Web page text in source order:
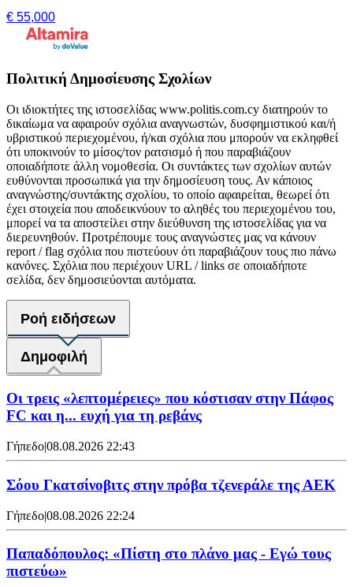
€ 55,000
Πολιτική Δημοσίευσης Σχολίων
Οι ιδιοκτήτες της ιστοσελίδας www.politis.com.cy διατηρούν το
δικαίωμα να αφαιρούν σχόλια αναγνωστών, δυσφημιστικού και/ή
υβριστικού περιεχομένου, ή/και σχόλια που μπορούν να εκληφθεί
ότι υποκινούν το μίσος/τον ρατσισμό ή που παραβιάζουν
οποιαδήποτε άλλη νομοθεσία. Οι συντάκτες των σχολίων αυτών
ευθύνονται προσωπικά για την δημοσίευση τους. Αν κάποιος
αναγνώστης/συντάκτης σχολίου, το οποίο αφαιρείται, θεωρεί ότι
έχει στοιχεία που αποδεικνύουν το αληθές του περιεχομένου του,
μπορεί να τα αποστείλει στην διεύθυνση της ιστοσελίδας για να
διερευνηθούν. Προτρέπουμε τους αναγνώστες μας να κάνουν
report / flag σχόλια που πιστεύουν ότι παραβιάζουν τους πιο πάνω
κανόνες. Σχόλια που περιέχουν URL / links σε οποιαδήποτε
σελίδα, δεν δημοσιεύονται αυτόματα.
Ροή ειδήσεων
Δημοφιλή
Οι τρεις «λεπτομέρειες» που κόστισαν στην Πάφος
FC και η... ευχή για τη ρεβάνς
Γήπεδο|08.08.2026 22:43
Σόου Γκατσίνοβιτς στην πρόβα τζενεράλε της ΑΕΚ
Γήπεδο|08.08.2026 22:24
Παπαδόπουλος: «Πίστη στο πλάνο μας - Εγώ τους
πιστεύω»